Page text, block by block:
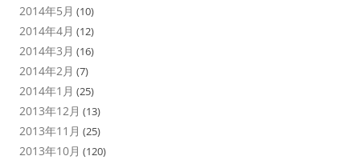
2014年5月 (10)
2014年4月 (12)
2014年3月 (16)
2014年2月 (7)
2014年1月 (25)
2013年12月 (13)
2013年11月 (25)
2013年10月 (120)